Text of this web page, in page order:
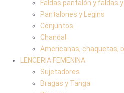
Faldas pantalón y faldas
Pantalones y Legins
Conjuntos
Chandal
Americanas, chaquetas,
LENCERIA FEMENINA
Sujetadores
Bragas y Tanga